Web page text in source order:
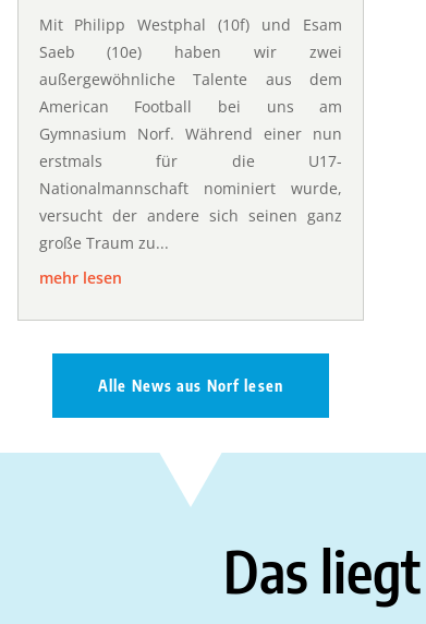
Mit Philipp Westphal (10f) und Esam
Saeb (10e) haben wir zwei
außergewöhnliche Talente aus dem
American Football bei uns am
Gymnasium Norf. Während einer nun
erstmals für die U17-
Nationalmannschaft nominiert wurde,
versucht der andere sich seinen ganz
große Traum zu...
mehr lesen
Alle News aus Norf lesen
Das